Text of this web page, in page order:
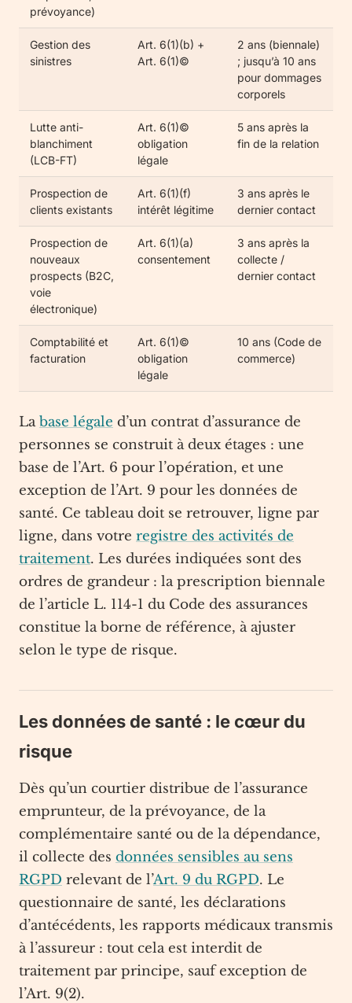
prévoyance)
Gestion des
sinistres
Art. 6(1)(b) +
Art. 6(1)©
2 ans (biennale)
; jusqu’à 10 ans
pour dommages
corporels
Lutte anti-
blanchiment
(LCB-FT)
Art. 6(1)©
obligation
légale
5 ans après la
fin de la relation
Prospection de
clients existants
Art. 6(1)(f)
intérêt légitime
3 ans après le
dernier contact
Prospection de
nouveaux
prospects (B2C,
voie
électronique)
Art. 6(1)(a)
consentement
3 ans après la
collecte /
dernier contact
Comptabilité et
facturation
Art. 6(1)©
obligation
légale
10 ans (Code de
commerce)
La base légale d’un contrat d’assurance de
personnes se construit à deux étages : une
base de l’Art. 6 pour l’opération, et une
exception de l’Art. 9 pour les données de
santé. Ce tableau doit se retrouver, ligne par
ligne, dans votre registre des activités de
traitement. Les durées indiquées sont des
ordres de grandeur : la prescription biennale
de l’article L. 114-1 du Code des assurances
constitue la borne de référence, à ajuster
selon le type de risque.
Les données de santé : le cœur du
risque
Dès qu’un courtier distribue de l’assurance
emprunteur, de la prévoyance, de la
complémentaire santé ou de la dépendance,
il collecte des données sensibles au sens
RGPD relevant de l’Art. 9 du RGPD. Le
questionnaire de santé, les déclarations
d’antécédents, les rapports médicaux transmis
à l’assureur : tout cela est interdit de
traitement par principe, sauf exception de
l’Art. 9(2).